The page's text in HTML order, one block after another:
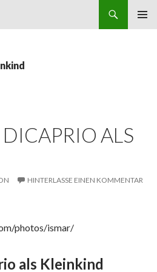
ALS
HINTERLASSE EINEN KOMMENTAR
photos/ismar/
als Kleinkind